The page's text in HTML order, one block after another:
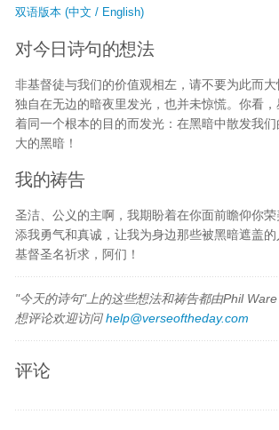
双语版本 (中文 / English)
对今日诗句的想法
非基督徒与我们的价值观相左，请不要为此而
独自在无边的暗夜里发光，也并未惊慌。你看
着同一个根本的目的而发光：在黑暗中散发我
大的黑暗！
我的祷告
圣洁、公义的主啊，我期盼着在你面前瞻仰你
添我勇气和真诚，让我为身边那些被黑暗遮盖
基督圣名祈求，阿们！
"今天的诗句"上的这些想法和祷告都由Phil
想评论欢迎访问help@verseoftheday.com
评论